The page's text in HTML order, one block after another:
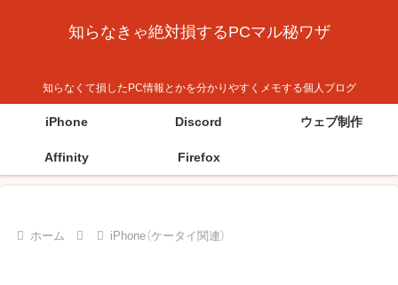
知らなきゃ絶対損するPCマル秘ワザ
知らなくて損したPC情報とかを分かりやすくメモする個人ブログ
iPhone Discord ウェブ制作
Affinity Firefox
ホーム iPhone（ケータイ関連）